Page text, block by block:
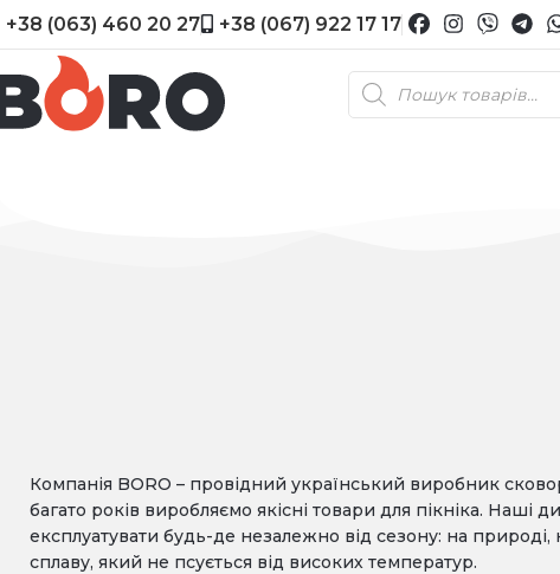
+38 (063) 460 20 27 +38 (067) 922 17 17
Компанія BORO – провідний український виробник
багато років виробляємо якісні товари для пікніка.
експлуатувати будь-де незалежно від сезону: на природі,
сплаву, який не псується від високих температур.